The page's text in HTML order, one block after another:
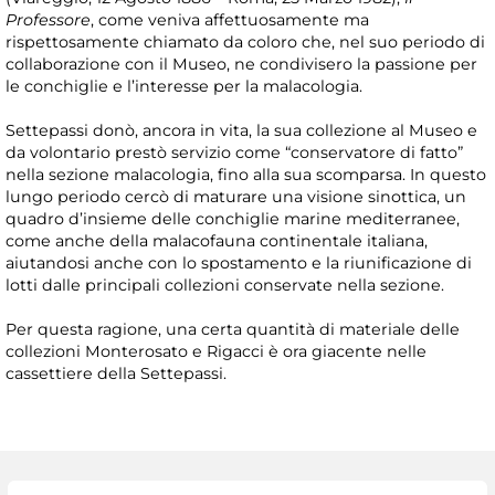
Professore, come veniva affettuosamente ma
rispettosamente chiamato da coloro che, nel suo periodo di
collaborazione con il Museo, ne condivisero la passione per
le conchiglie e l’interesse per la malacologia.
Settepassi donò, ancora in vita, la sua collezione al Museo e
da volontario prestò servizio come “conservatore di fatto”
nella sezione malacologia, fino alla sua scomparsa. In questo
lungo periodo cercò di maturare una visione sinottica, un
quadro d’insieme delle conchiglie marine mediterranee,
come anche della malacofauna continentale italiana,
aiutandosi anche con lo spostamento e la riunificazione di
lotti dalle principali collezioni conservate nella sezione.
Per questa ragione, una certa quantità di materiale delle
collezioni Monterosato e Rigacci è ora giacente nelle
cassettiere della Settepassi.